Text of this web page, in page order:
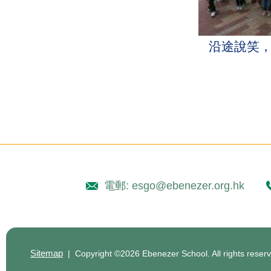
沿途說笑
電郵: esgo@ebenezer.org.hk
Sitemap | Copyright ©2026 Ebenezer School. All rights